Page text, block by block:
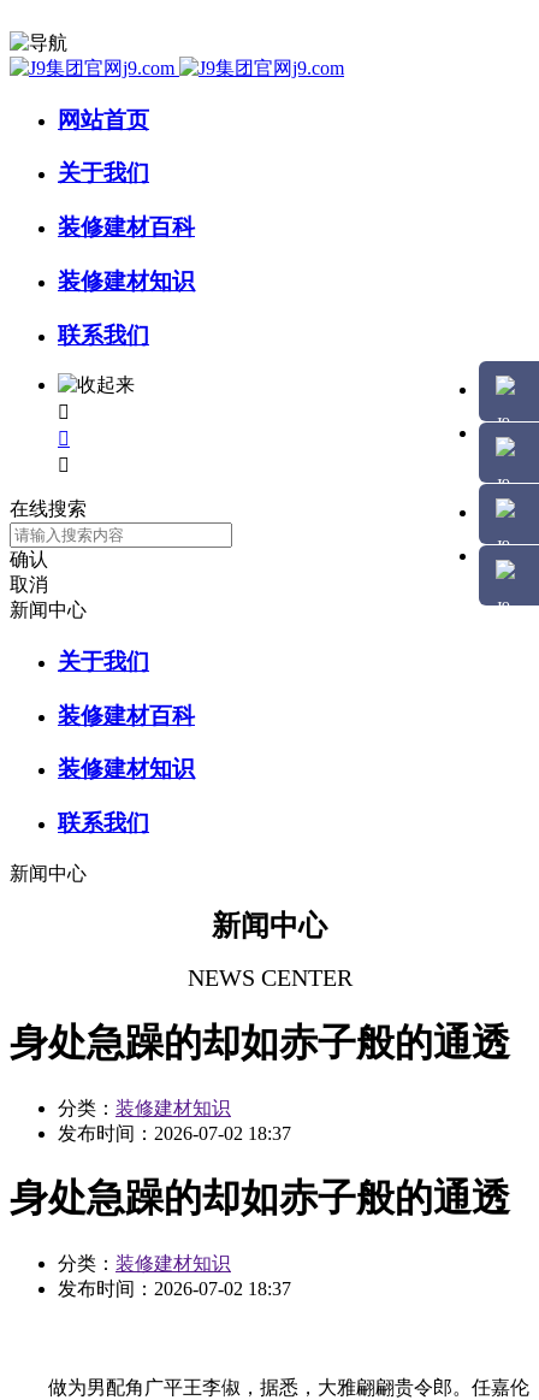
网站首页
关于我们
装修建材百科
装修建材知识
联系我们



在线搜索
确认
取消
新闻中心
关于我们
装修建材百科
装修建材知识
联系我们
新闻中心
新闻中心
NEWS CENTER
身处急躁的却如赤子般的通透
分类： 装修建材知识
发布时间： 2026-07-02 18:37
身处急躁的却如赤子般的通透
分类： 装修建材知识
发布时间： 2026-07-02 18:37
做为男配角广平王李俶，据悉，大雅翩翩贵令郎。任嘉伦